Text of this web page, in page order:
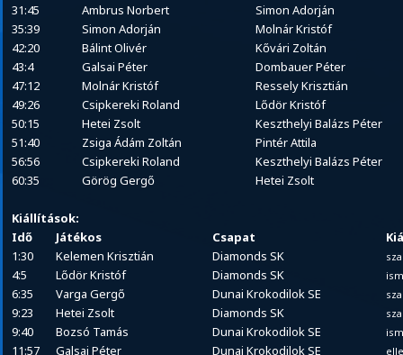
31:45
Ambrus Norbert
Simon Adorján
35:39
Simon Adorján
Molnár Kristóf
42:20
Bálint Olivér
Kővári Zoltán
43:4
Galsai Péter
Dombauer Péter
47:12
Molnár Kristóf
Ressely Krisztián
49:26
Csipkereki Roland
Lődör Kristóf
50:15
Hetei Zsolt
Keszthelyi Balázs Péter
51:40
Zsiga Ádám Zoltán
Pintér Attila
56:56
Csipkereki Roland
Keszthelyi Balázs Péter
60:35
Görög Gergő Hetei Zsolt
Kiállítások:
Idő
Játékos Csapat
1:30
Kelemen Krisztián Diamonds SK
4:5 Lődör Kristóf Diamonds SK
6:35 Varga Gergő Dunai Krokodilok SE
9:23 Hetei Zsolt Diamonds SK
9:40 Bozsó Tamás Dunai Krokodilok SE
11:57 Galsai Péter Dunai Krokodilok SE